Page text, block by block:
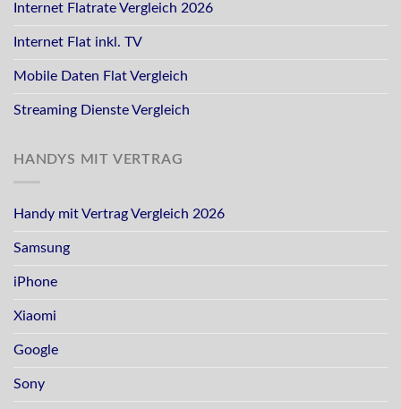
Internet Flatrate Vergleich 2026
Internet Flat inkl. TV
Mobile Daten Flat Vergleich
Streaming Dienste Vergleich
HANDYS MIT VERTRAG
Handy mit Vertrag Vergleich 2026
Samsung
iPhone
Xiaomi
Google
Sony